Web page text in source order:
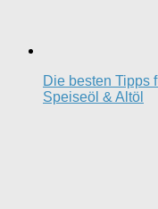
Die besten Tipps
Speiseöl & Altöl